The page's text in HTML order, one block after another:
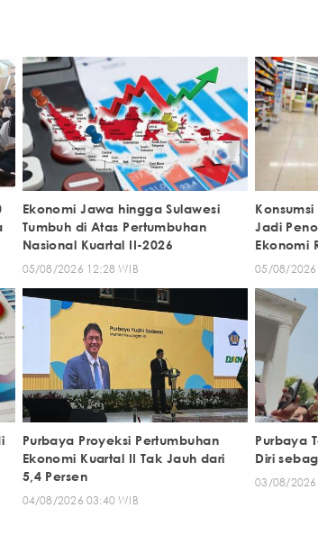
Ekonomi Jawa hingga Sulawesi
Tumbuh di Atas Pertumbuhan
Nasional Kuartal II-2026
05/08/2026 12:28 WIB
Jadi
Ekonomi
05/08/2026
Purbaya Proyeksi Pertumbuhan
Ekonomi Kuartal II Tak Jauh dari
5,4 Persen
04/08/2026 03:40 WIB
Purbaya
Diri
03/08/2026